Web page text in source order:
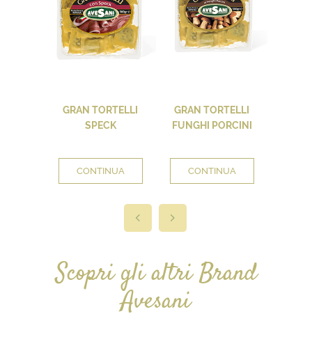
GRAN TORTELLI
SPECK
CONTINUA
GRAN TORTELLI
FUNGHI PORCINI
CONTINUA
Scopri gli altri Brand
Avesani